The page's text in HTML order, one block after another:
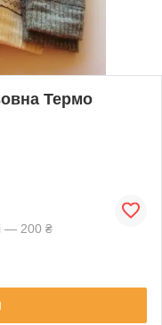
Термо
— 200 ₴